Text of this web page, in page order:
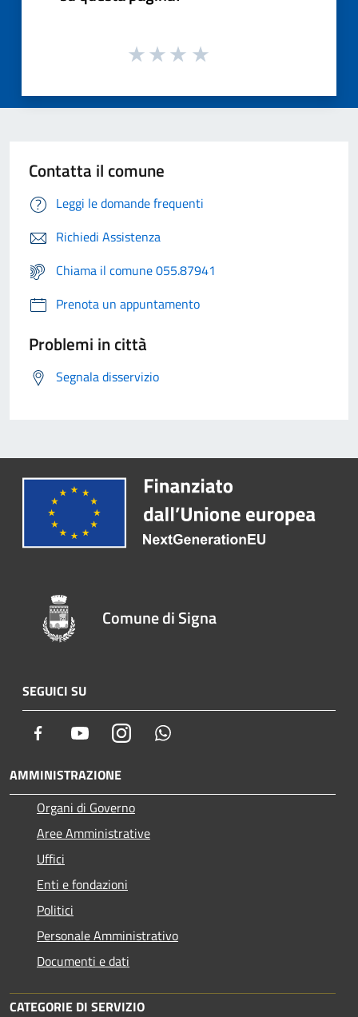
Contatta il comune
Leggi le domande frequenti
Richiedi Assistenza
Chiama il comune 055.87941
Prenota un appuntamento
Problemi in città
Segnala disservizio
Comune di Signa
SEGUICI SU
Facebook YoutubeInstagram
AMMINISTRAZIONE
Organi di Governo
Aree Amministrative
Uffici
Enti e fondazioni
Politici
Personale Amministrativo
Documenti e dati
CATEGORIE DI SERVIZIO